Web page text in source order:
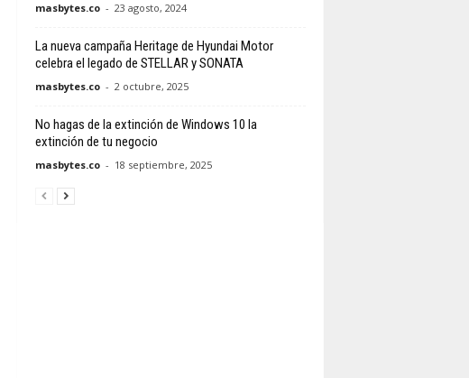
masbytes.co - 23 agosto, 2024
La nueva campaña Heritage de Hyundai Motor
celebra el legado de STELLAR y SONATA
masbytes.co - 2 octubre, 2025
No hagas de la extinción de Windows 10 la
extinción de tu negocio
masbytes.co - 18 septiembre, 2025